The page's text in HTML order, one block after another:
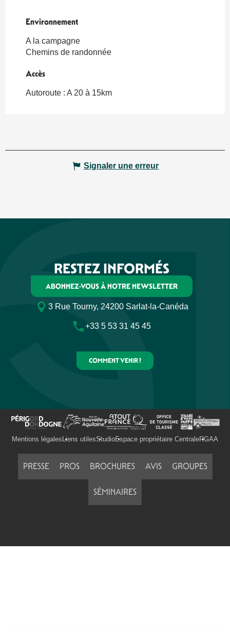
Environnement
Environnement
A la campagne
Chemins de randonnée
Accès
Accès
Autoroute : A 20 à 15km
Signaler une erreur
RESTEZ INFORMÉS
ABONNEZ-VOUS À NOTRE NEWSLETTER
3 Rue Tourny, 24200 Sarlat-la-Canéda
+33 5 53 31 45 45
COMMENT VENIR ?
Mentions légales Liens utilesStudioEspace propriétaire CentraleRGAA
PRESSE PROS BROCHURES AVIS GROUPES
SÉMINAIRES